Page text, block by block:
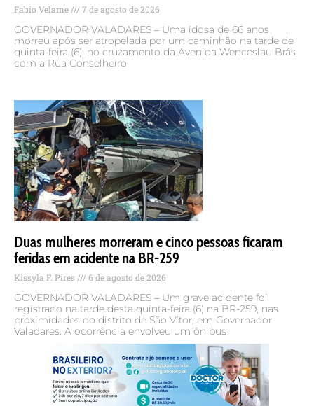
Fabio Velame 7 de agosto de 2026
GOVERNADOR VALADARES – Uma idosa de 66 anos
morreu após ser atropelada por um caminhão na tarde de
quinta-feira (6), no cruzamento da Avenida Wenceslau Brás
com a Rua Conselheiro
Duas mulheres morreram e cinco pessoas ficaram
feridas em acidente na BR-259
Kissyla F. Pires 6 de agosto de 2026
GOVERNADOR VALADARES – Um grave acidente foi
registrado na tarde desta quinta-feira (6) na BR-259, nas
proximidades do distrito de São Vítor, em Governador
Valadares. A ocorrência envolveu um ônibus